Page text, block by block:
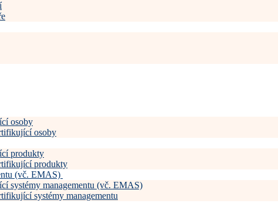
osoby
osoby
produkty
produkty
(vč. EMAS)
systémy managementu (vč. EMAS)
systémy managementu